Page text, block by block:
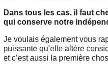
Dans tous les cas, il faut
qui conserve notre
Je voulais également vous
puissante qu’elle altère
et c’est aussi la première